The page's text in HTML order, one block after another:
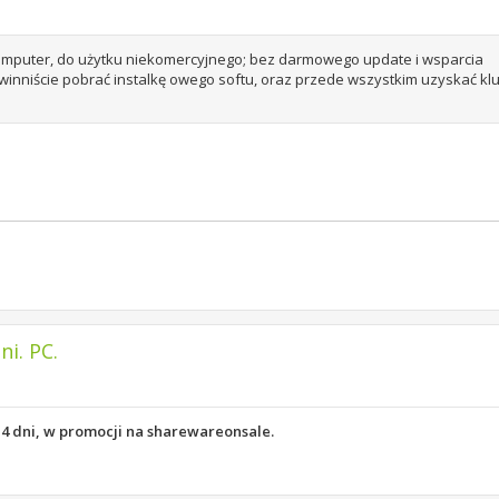
do użytku niekomercyjnego; bez darmowego update i wsparcia
pobrać instalkę owego softu, oraz przede wszystkim uzyskać
PC.
dni, w promocji na sharewareonsale.